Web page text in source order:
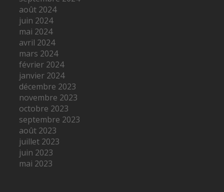
août 2024
juin 2024
mai 2024
avril 2024
mars 2024
février 2024
janvier 2024
décembre 2023
novembre 2023
octobre 2023
septembre 2023
août 2023
juillet 2023
juin 2023
mai 2023